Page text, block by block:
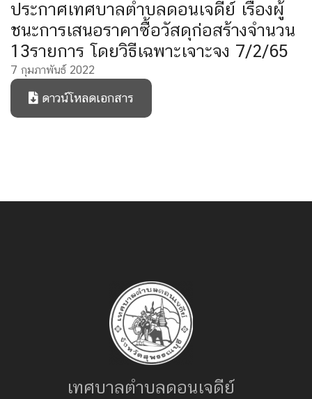
ประกาศเทศบาลตำบลดอนเจดีย์ เรื่องผู้
ชนะการเสนอราคาซื้อวัสดุก่อสร้างจำนวน
13รายการ โดยวิธีเฉพาะเจาะจง 7/2/65
7 กุมภาพันธ์ 2022
ดาวน์โหลดเอกสาร
เทศบาลตำบลดอนเจดีย์